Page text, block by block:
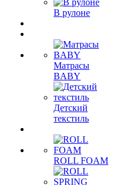
В рулоне
Матрасы
BABY
Детский
текстиль
ROLL FOAM